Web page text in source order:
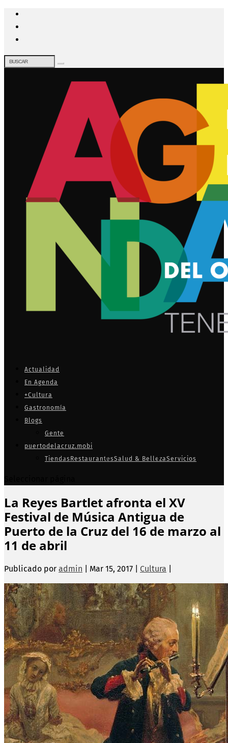
Actualidad
En Agenda
+Cultura
Gastronomía
Blogs
Gente
puertodelacruz.mobi
Tiendas RestaurantesSalud & BellezaServicios
La Reyes Bartlet afronta el XV
Festival de Música Antigua de
Puerto de la Cruz del 16 de marzo al
11 de abril
Publicado por admin Mar 15, 2017 Cultura